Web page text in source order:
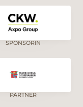
SPONSORIN
PARTNER